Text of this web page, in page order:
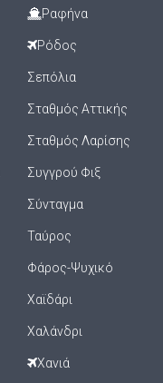
Ραφήνα
Ρόδος
Σεπόλια
Σταθμός Αττικής
Σταθμός Λαρίσης
Συγγρού Φιξ
Σύνταγμα
Ταύρος
Φάρος-Ψυχικό
Χαϊδάρι
Χαλάνδρι
Χανιά